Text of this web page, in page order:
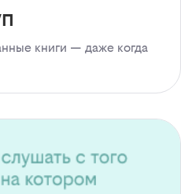
книги — даже когда